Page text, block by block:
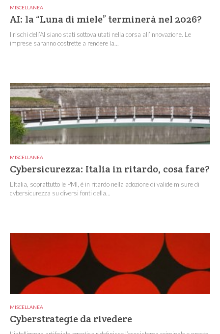
MISCELLANEA
AI: la “Luna di miele” terminerà nel 2026?
I rischi dell’AI siano stati sottovalutati nella corsa all’innovazione. Le
imprese saranno costrette a rendere la...
MISCELLANEA
Cybersicurezza: Italia in ritardo, cosa fare?
L’Italia, soprattutto le PMI, è in ritardo nella adozione di valide misure di
cybersicurezza su diversi fonti della...
MISCELLANEA
Cyberstrategie da rivedere